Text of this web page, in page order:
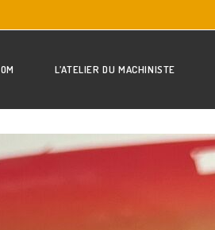
L’ATELIER DU MACHINISTE